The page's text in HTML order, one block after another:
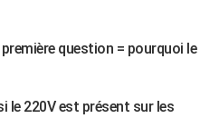
question = pourquoi le
le 220V est présent sur les